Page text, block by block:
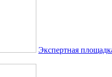
Экспертная